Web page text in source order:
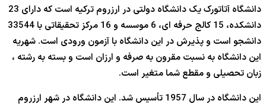
دانشگاه آتاتورک یک دانشگاه دولتی در ارزروم ترکیه است که دارای 23
دانشکده، 15 کالج حرفه ای، 6 موسسه و 16 مرکز تحقیقاتی با 33544
دانشجو است و پذیرش در این دانشگاه با آزمون ورودی است. شهریه
این دانشگاه به نسبت مقرون به صرفه و ارزان است و بسته به رشته ،
زبان تحصیلی و مقطع شما متغیر است.
این دانشگاه در سال 1957 تأسیس شد. این دانشگاه در شهر ارزروم